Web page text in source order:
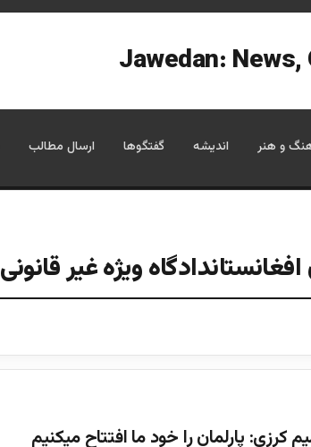
و هنر اندیشه گفتگوها ارسال مطالب
ویژه غیر قانونی
کرزی: پارلمان را خود ما افتتاح می⁯کنیم